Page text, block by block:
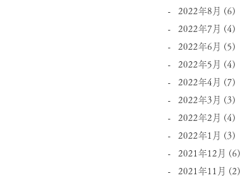
2022年8月 (6)
2022年7月 (4)
2022年6月 (5)
2022年5月 (4)
2022年4月 (7)
2022年3月 (3)
2022年2月 (4)
2022年1月 (3)
2021年12月 (6)
2021年11月 (2)